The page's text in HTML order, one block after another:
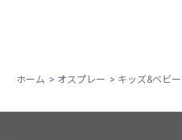
ホーム > オスプレー > キッズ&ベビー